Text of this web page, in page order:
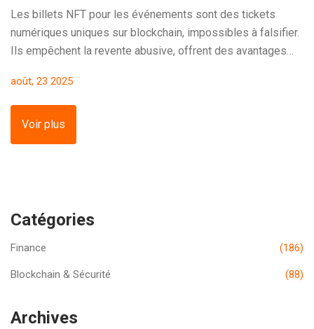
Les billets NFT pour les événements sont des tickets
numériques uniques sur blockchain, impossibles à falsifier.
Ils empêchent la revente abusive, offrent des avantages
technique. Voici comment ils fonctionnent et pourquoi ils
divisent encore les fans.
août, 23 2025
Voir plus
Catégories
Finance (186)
Blockchain & Sécurité (88)
Archives